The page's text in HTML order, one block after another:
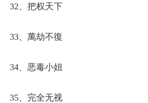
32、把权天下
33、萬劫不復
34、恶毒小妞
35、完全无视